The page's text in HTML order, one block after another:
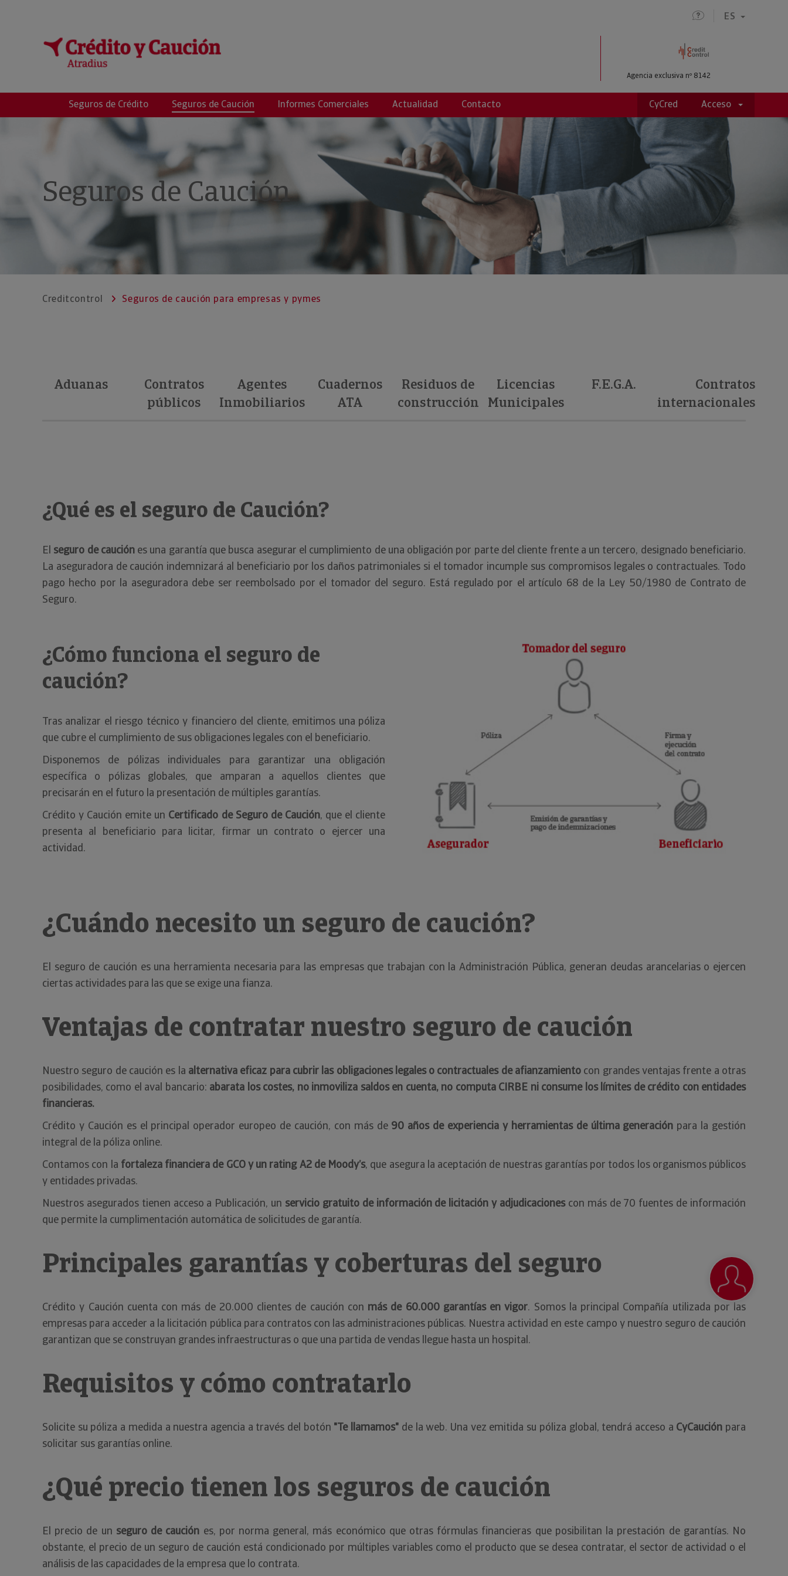
ES
CARRIZOSA SANCHEZ, EMILIO ANTONIO Agencia exclusiva nº 8142
Seguros de Crédito Seguros de Caución Informes Comerciales Actualidad Contacto CyCred Acceso
Seguros de Caución
Creditcontrol Seguros de caución para empresas y pymes
Aduanas
Contratos
públicos
Agentes
Inmobiliarios
Cuadernos
ATA
Residuos de
construcción
Licencias
Municipales
F.E.G.A.
Contratos
internacionales
¿Qué es el seguro de Caución?
El seguro de cauciónes una garantía que busca asegurar el cumplimiento de una obligación por parte del cliente frente a un tercero, designado beneficiario.
La aseguradora de caución indemnizará al beneficiario por los daños patrimoniales si el tomador incumple sus compromisos legales o contractuales. Todo
pago hecho por la aseguradora debe ser reembolsado por el tomador del seguro. Está regulado por el artículo 68 de la Ley 50/1980 de Contrato de
Seguro.
¿Cómo funciona el seguro de
caución?
Tras analizar el riesgo técnico y financiero del cliente, emitimos una póliza
que cubre el cumplimiento de sus obligaciones legales con el beneficiario.
Disponemos de pólizas individuales para garantizar una obligación
específica o pólizas globales, que amparan a aquellos clientes que
precisarán en el futuro la presentación de múltiples garantías.
Crédito y Caución emite un Certificado de Seguro de Caución, que el cliente
presenta al beneficiario para licitar, firmar un contrato o ejercer una
actividad.
¿Cuándo necesito un seguro de caución?
El seguro de caución es una herramienta necesaria para las empresas que trabajan con la Administración Pública, generan deudas arancelarias o ejercen
ciertas actividades para las que se exige una fianza.
Ventajas de contratar nuestro seguro de caución
Nuestro seguro de caución es la alternativa eficaz para cubrir las obligaciones legales o contractuales de afianzamiento con grandes ventajas frente a otras
posibilidades, como el aval bancario: abarata los costes, no inmoviliza saldos en cuenta, no computa CIRBE ni consume los límites de crédito con entidades
financieras.
Crédito y Caución es el principal operador europeo de caución, con más de 90 años de experiencia y herramientas de última generación para la gestión
integral de la póliza online.
Contamos con la fortaleza financiera de GCO y un rating A2 de Moody’s, que asegura la aceptación de nuestras garantías por todos los organismos públicos
y entidades privadas.
Nuestros asegurados tienen acceso a Publicación, un servicio gratuito de información de licitación y adjudicacionescon más de 70 fuentes de información
que permite la cumplimentación automática de solicitudes de garantía.
Principales garantías y coberturas del seguro
Crédito y Caución cuenta con más de 20.000 clientes de caución con más de 60.000 garantías en vigor. Somos la principal Compañía utilizada por las
empresas para acceder a la licitación pública para contratos con las administraciones públicas. Nuestra actividad en este campo y nuestro seguro de caución
garantizan que se construyan grandes infraestructuras o que una partida de vendas llegue hasta un hospital.
Requisitos y cómo contratarlo
Solicite su póliza a medida a nuestra agencia a través del botón "Te llamamos" de la web. Una vez emitida su póliza global, tendrá acceso a CyCaución para
solicitar sus garantías online.
¿Qué precio tienen los seguros de caución
El precio de un seguro de caución es, por norma general, más económico que otras fórmulas financieras que posibilitan la prestación de garantías. No
obstante, el precio de un seguro de caución está condicionado por múltiples variables como el producto que se desea contratar, el sector de actividad o el
análisis de las capacidades de la empresa que lo contrata.